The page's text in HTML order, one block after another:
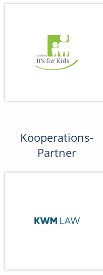
Kooperations-
Partner